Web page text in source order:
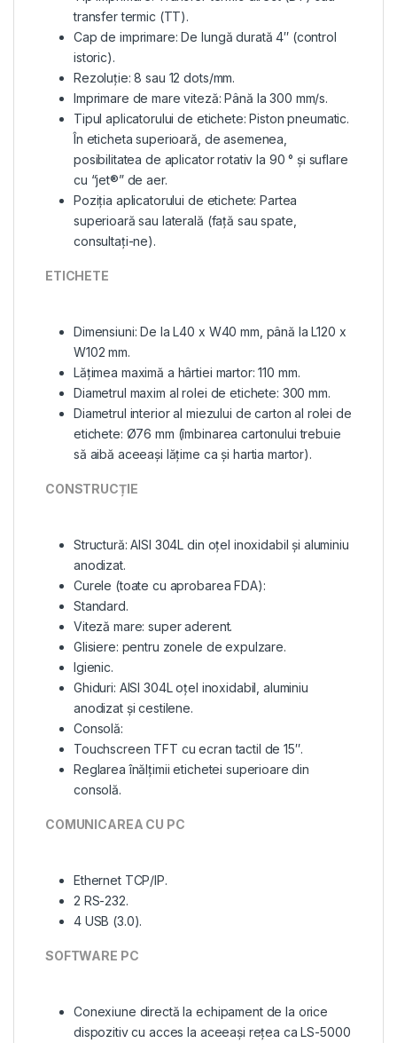
transfer termic (TT).
Cap de imprimare: De lungă durată 4″ (control
istoric).
Rezoluție: 8 sau 12 dots/mm.
Imprimare de mare viteză: Până la 300 mm/s.
Tipul aplicatorului de etichete: Piston pneumatic.
În eticheta superioară, de asemenea,
posibilitatea de aplicator rotativ la 90 ° și suflare
cu “jet®” de aer.
Poziția aplicatorului de etichete: Partea
superioară sau laterală (față sau spate,
consultați-ne).
ETICHETE
Dimensiuni: De la L40 x W40 mm, până la L120 x
W102 mm.
Lățimea maximă a hârtiei martor: 110 mm.
Diametrul maxim al rolei de etichete: 300 mm.
Diametrul interior al miezului de carton al rolei de
etichete: Ø76 mm (îmbinarea cartonului trebuie
să aibă aceeași lățime ca și hartia martor).
CONSTRUCȚIE
Structură: AISI 304L din oțel inoxidabil și aluminiu
anodizat.
Curele (toate cu aprobarea FDA):
Standard.
Viteză mare: super aderent.
Glisiere: pentru zonele de expulzare.
Igienic.
Ghiduri: AISI 304L oțel inoxidabil, aluminiu
anodizat și cestilene.
Consolă:
Touchscreen TFT cu ecran tactil de 15″.
Reglarea înălțimii etichetei superioare din
consolă.
COMUNICAREA CU PC
Ethernet TCP/IP.
2 RS-232.
4 USB (3.0).
SOFTWARE PC
Conexiune directă la echipament de la orice
dispozitiv cu acces la aceeași rețea ca LS-5000